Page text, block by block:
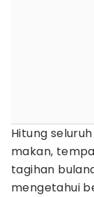
Hitung
makan,
tagihan
mengetahui